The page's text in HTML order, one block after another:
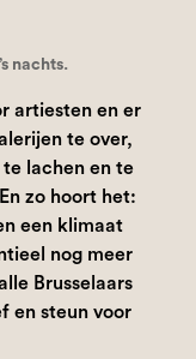
nachts.
artiesten en er
te over,
lachen en te
zo hoort het:
een klimaat
nog meer
Brusselaars
en steun voor